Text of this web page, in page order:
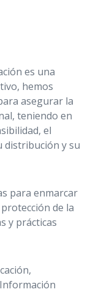
es una
hemos
asegurar la
teniendo en
el
distribución y su
para enmarcar
de la
y prácticas